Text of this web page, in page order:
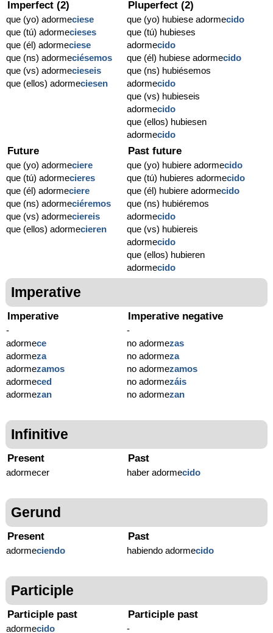
Imperfect (2)
que (yo) adormeciese
que (tú) adormecieses
que (él) adormeciese
que (ns) adormeciésemos
que (vs) adormecieseis
que (ellos) adormeciesen
Pluperfect (2)
que (yo) hubiese adormecido
que (tú) hubieses
adormecido
que (él) hubiese adormecido
que (ns) hubiésemos
adormecido
que (vs) hubieseis
adormecido
que (ellos) hubiesen
adormecido
Future
que (yo) adormeciere
que (tú) adormecieres
que (él) adormeciere
que (ns) adormeciéremos
que (vs) adormeciereis
que (ellos) adormecieren
Past future
que (yo) hubiere adormecido
que (tú) hubieres adormecido
que (él) hubiere adormecido
que (ns) hubiéremos
adormecido
que (vs) hubiereis
adormecido
que (ellos) hubieren
adormecido
Imperative
Imperative
-
adormece
adormeza
adormezamos
adormeced
adormezan
Imperative negative
-
no adormezas
no adormeza
no adormezamos
no adormezáis
no adormezan
Infinitive
Present
adormecer
Past
haber adormecido
Gerund
Present
adormeciendo
Past
habiendo adormecido
Participle
Participle past
adormecido
Participle past
-